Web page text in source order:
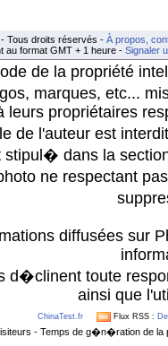
Tous droits réservés - À propos,
au format GMT + 1 heure - Signaler
de la propriété
marques, etc...
leurs propriétaires
de l'auteur est
stipul� dans la
ne respectant
diffusées sur
d�clinent toute
ainsi que
ChinaTest.fr Flux RSS :
- Temps de g�n�ration de la